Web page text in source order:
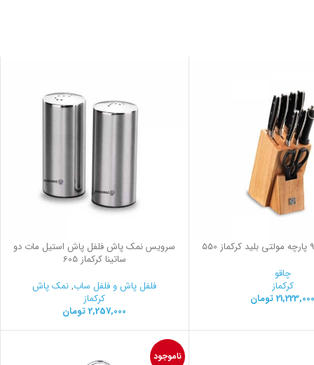
چاقو
کرکماز
تومان
سرویس نمک پاش فلفل پاش استیل مات دو
ساتینا کرکماز 605
فلفل پاش و فلفل ساب,نمک پاش
کرکماز
2,257,000 تومان
ناموجود